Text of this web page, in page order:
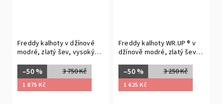
Freddy kalhoty v džínové
modré, zlatý šev, vysoký
žerzej
3 750 Kč
–50 %
1 875 Kč
Freddy kalhoty WR.UP ® v
džínově modré, zlatý šev,
střih, denim žerzej3 250 Kč
–50 %
1 625 Kč